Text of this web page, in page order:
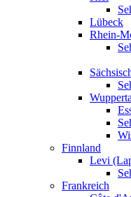
Lübeck
Rhein-
Finnland
Levi
Frankreich